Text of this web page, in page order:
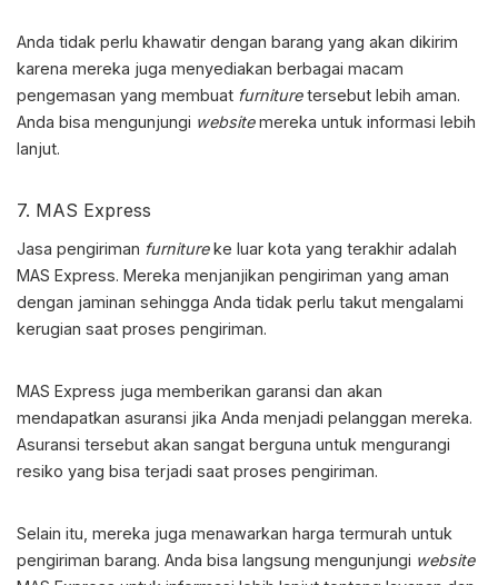
Anda tidak perlu khawatir dengan barang yang akan dikirim
karena mereka juga menyediakan berbagai macam
pengemasan yang membuat furnituretersebut lebih aman.
Anda bisa mengunjungi websitemereka untuk informasi lebih
lanjut.
7. MAS Express
Jasa pengiriman furnitureke luar kota yang terakhir adalah
MAS Express. Mereka menjanjikan pengiriman yang aman
dengan jaminan sehingga Anda tidak perlu takut mengalami
kerugian saat proses pengiriman.
MAS Express juga memberikan garansi dan akan
mendapatkan asuransi jika Anda menjadi pelanggan mereka.
Asuransi tersebut akan sangat berguna untuk mengurangi
resiko yang bisa terjadi saat proses pengiriman.
Selain itu, mereka juga menawarkan harga termurah untuk
pengiriman barang. Anda bisa langsung mengunjungi website